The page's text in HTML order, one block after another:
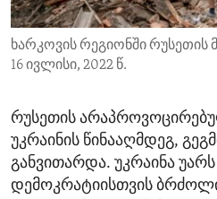
ENVIRONMENT AND HEALTH
IDEALS AND INSTITUTIONS
ხარკოვის რეგიონში რუსეთის
16 ივლისი, 2022 წ.
რუსეთის
უკრაინის წინააღმდეგ,
განვითარდა. უკრაინა
დემოკრატიისთვის